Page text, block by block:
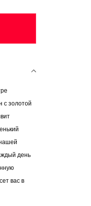
с золотой
день
вас в